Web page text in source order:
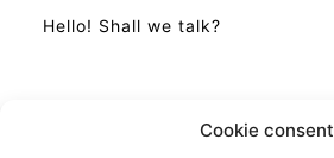
Cookie consent
Hello! Shall we talk?